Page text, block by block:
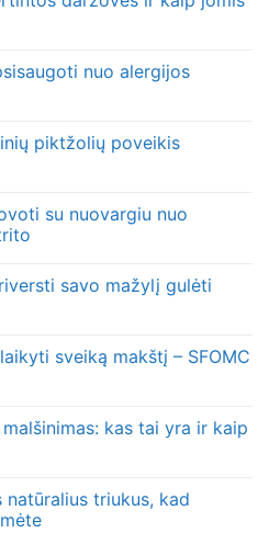
nuo alergijos
piktžolių poveikis
su nuovargiu nuo
savo mažylį gulėti
sveiką makštį – SFOMC
kas tai yra ir kaip
natūralius triukus, kad